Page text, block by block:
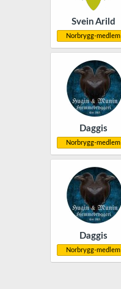
Svein Arild
Norbrygg-medlem
Daggis
Norbrygg-medlem
Daggis
Norbrygg-medlem